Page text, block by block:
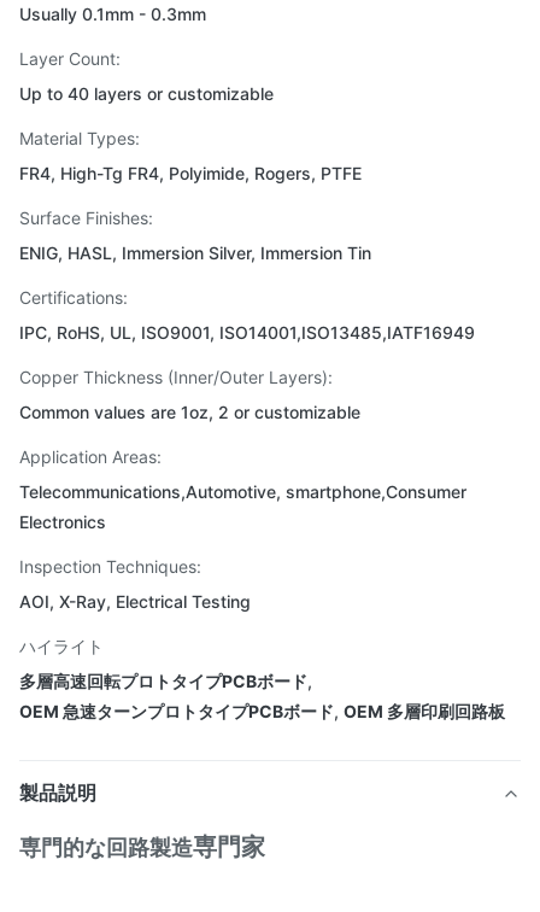
Usually 0.1mm - 0.3mm
Layer Count:
Up to 40 layers or customizable
Material Types:
FR4, High-Tg FR4, Polyimide, Rogers, PTFE
Surface Finishes:
ENIG, HASL, Immersion Silver, Immersion Tin
Certifications:
IPC, RoHS, UL, ISO9001, ISO14001,ISO13485,IATF16949
Copper Thickness (Inner/Outer Layers):
Common values are 1oz, 2 or customizable
Application Areas:
Telecommunications,Automotive, smartphone,Consumer
Electronics
Inspection Techniques:
AOI, X-Ray, Electrical Testing
ハイライト
多層高速回転プロトタイプPCBボード,
OEM 急速ターンプロトタイプPCBボード, OEM 多層印刷回路板
製品説明
専門的な回路製造専門家